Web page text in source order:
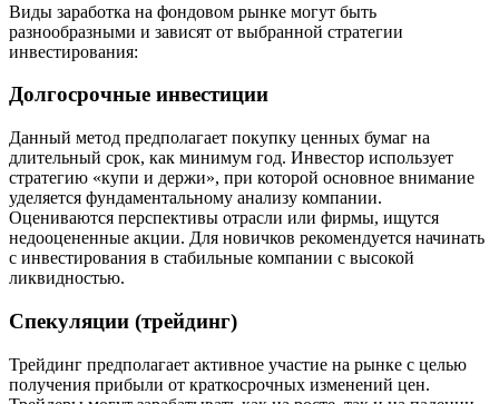
Виды заработка на фондовом рынке могут быть
разнообразными и зависят от выбранной стратегии
инвестирования:
Долгосрочные инвестиции
Данный метод предполагает покупку ценных бумаг на
длительный срок, как минимум год. Инвестор использует
стратегию «купи и держи», при которой основное внимание
уделяется фундаментальному анализу компании.
Оцениваются перспективы отрасли или фирмы, ищутся
недооцененные акции. Для новичков рекомендуется начинать
с инвестирования в стабильные компании с высокой
ликвидностью.
Спекуляции (трейдинг)
Трейдинг предполагает активное участие на рынке с целью
получения прибыли от краткосрочных изменений цен.